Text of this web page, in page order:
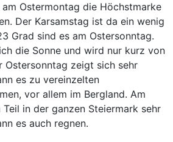
Ostermontag die Höchstmarke
Der Karsamstag ist da ein wenig
Grad sind es am Ostersonntag.
die Sonne und wird nur kurz von
Ostersonntag zeigt sich sehr
es zu vereinzelten
vor allem im Bergland. Am
in der ganzen Steiermark sehr
es auch regnen.